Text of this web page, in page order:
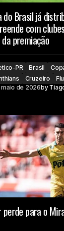
do Brasil já
com
premiação
PR Brasil
Cruzeiro
maio de 2026by
para o